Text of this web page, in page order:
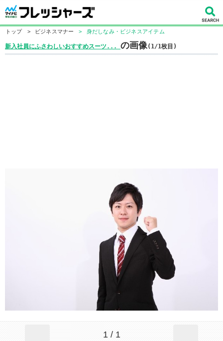
トップ > ビジネスマナー > 身だしなみ・ビジネスアイテム
新入社員にふさわしいおすすめスーツ... の画像(1/1枚目)
1 / 1